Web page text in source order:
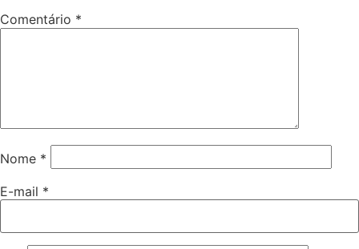
Comentário *
Nome *
E-mail *